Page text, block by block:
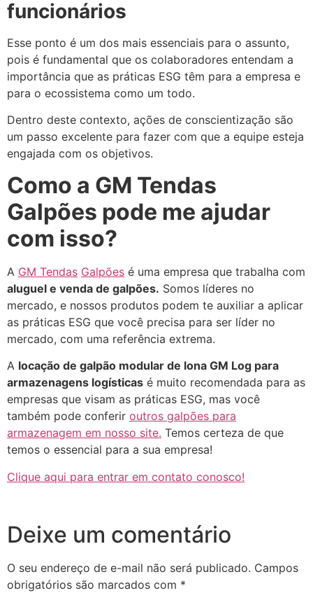
funcionários
Esse ponto é um dos mais essenciais para o assunto,
pois é fundamental que os colaboradores entendam a
importância que as práticas ESG têm para a empresa e
para o ecossistema como um todo.
Dentro deste contexto, ações de conscientização são
um passo excelente para fazer com que a equipe esteja
engajada com os objetivos.
Como a GM Tendas
Galpões pode me ajudar
com isso?
A GM Tendas Galpões é uma empresa que trabalha com
aluguel e venda de galpões. Somos líderes no
mercado, e nossos produtos podem te auxiliar a aplicar
as práticas ESG que você precisa para ser líder no
mercado, com uma referência extrema.
A locação de galpão modular de lona GM Log para
armazenagens logísticas é muito recomendada para as
empresas que visam as práticas ESG, mas você
também pode conferir outros galpões para
armazenagem em nosso site. Temos certeza de que
temos o essencial para a sua empresa!
Clique aqui para entrar em contato conosco!
Deixe um comentário
O seu endereço de e-mail não será publicado. Campos
obrigatórios são marcados com *